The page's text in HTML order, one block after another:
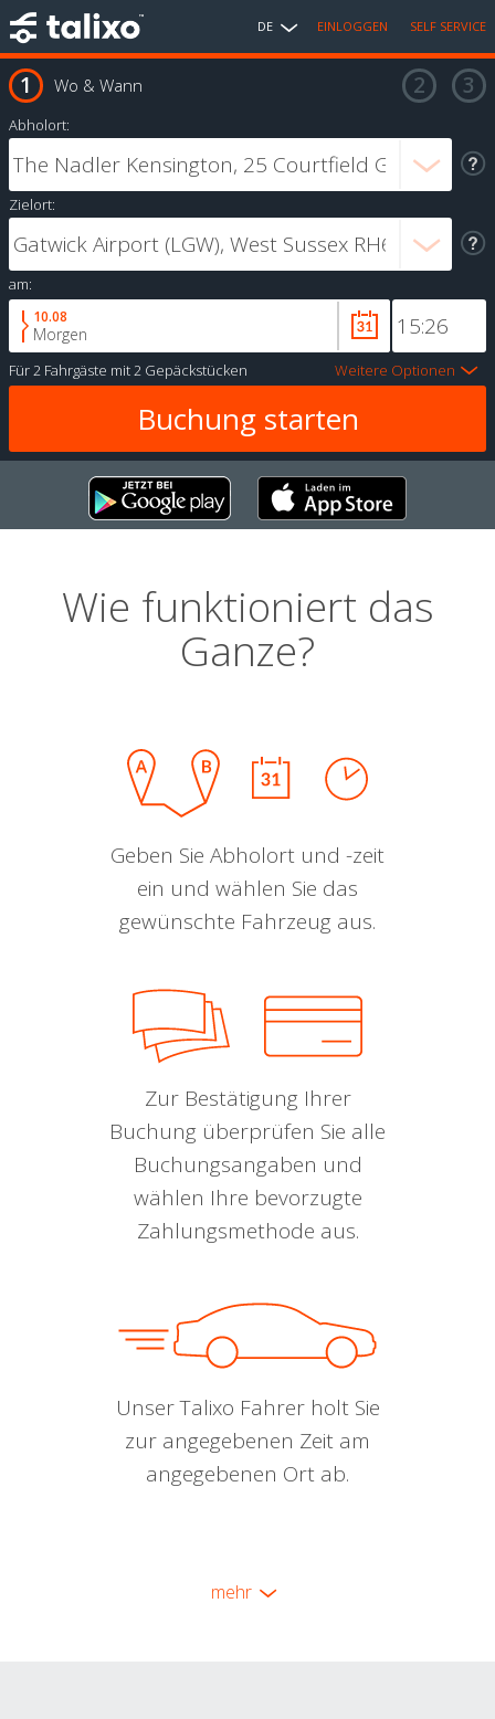
DE EINLOGGEN SELF SERVICE
Wo & Wann
Abholort:
Zielort:
am:
10.08
Morgen
Für2 Fahrgäste mit2 Gepäckstücken Weitere Optionen
Wie funktioniert das
Ganze?
Geben Sie Abholort und -zeit
ein und wählen Sie das
gewünschte Fahrzeug aus.
Zur Bestätigung Ihrer
Buchung überprüfen Sie alle
Buchungsangaben und
wählen Ihre bevorzugte
Zahlungsmethode aus.
Unser Talixo Fahrer holt Sie
zur angegebenen Zeit am
angegebenen Ort ab.
mehr